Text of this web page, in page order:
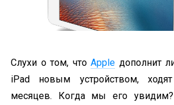
Слухи о том, чтоApple дополнит
iPad новым устройством,
месяцев. Когда мы его